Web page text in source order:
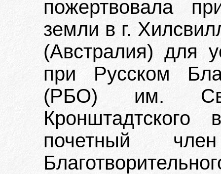
пожертвовала
земли в г.
(Австралия) для
при Русском
(РБО) им. Св.
почетный